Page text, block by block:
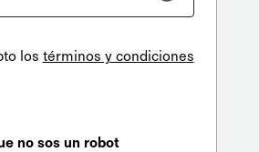
los términos y condiciones
no sos un robot